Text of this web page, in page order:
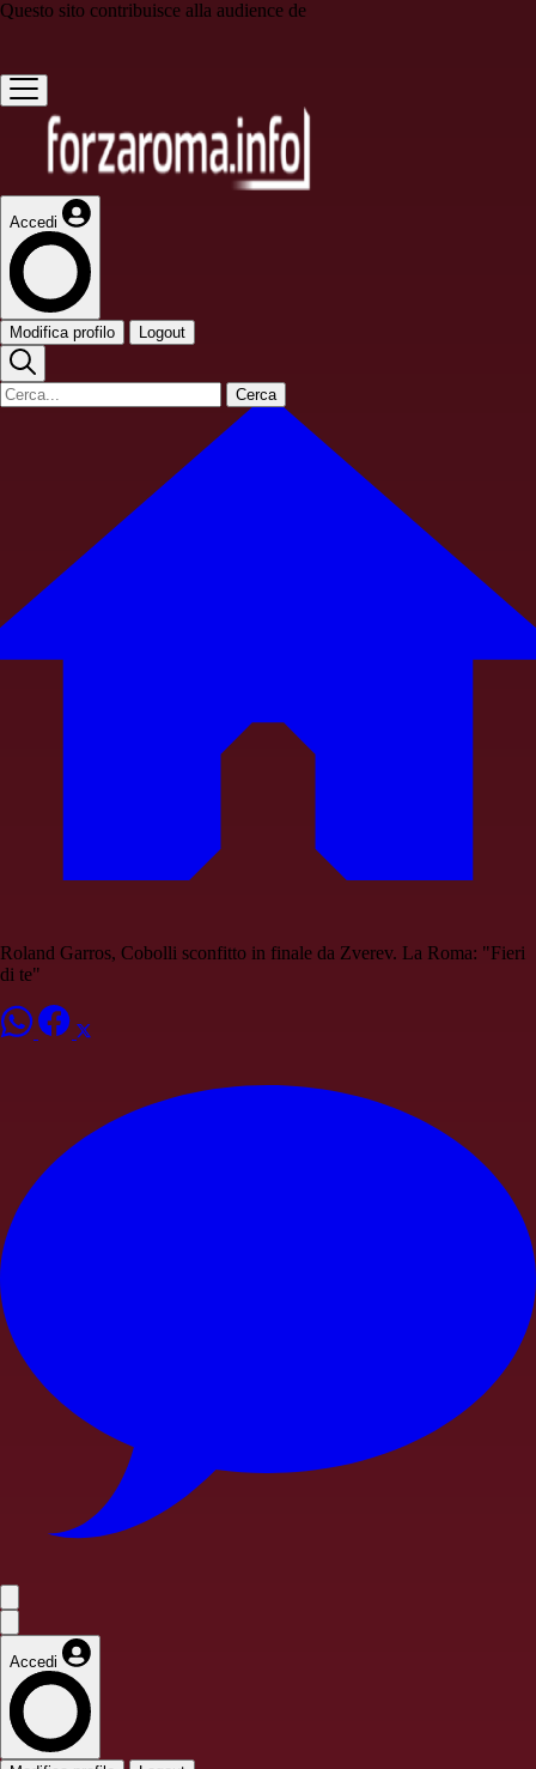
Questo sito contribuisce alla audience de
Accedi
Modifica profilo Logout
Cerca
Roland Garros, Cobolli sconfitto in finale da Zverev. La Roma: "Fieri
di te"
Accedi